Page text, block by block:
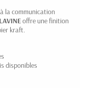
la communication
LAVINEoffre une finition
kraft.
disponibles